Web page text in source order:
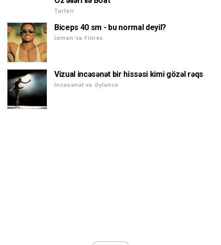
Tərlan
Biceps 40 sm - bu normal deyil?
İdman və Fitnes
Vizual incəsənət bir hissəsi kimi gözəl rəqs
İncəsənət və Əyləncə